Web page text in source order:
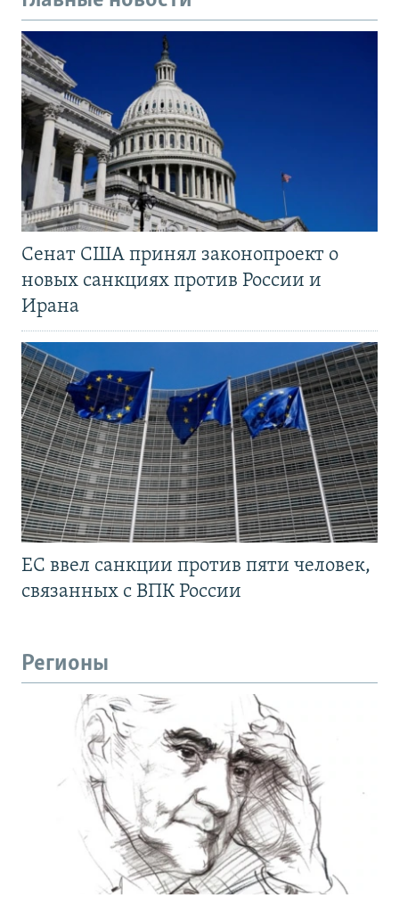
Сенат США принял законопроект о
новых санкциях против России и
Ирана
ЕС ввел санкции против пяти человек,
связанных с ВПК России
Регионы